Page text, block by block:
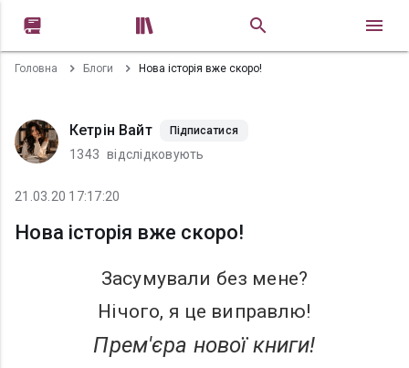
 
Головна Блоги Нова історія вже скоро!
Кетрін Вайт Підписатися
1343 відслідковують
21.03.20 17:17:20
Нова історія вже скоро!
Засумували без мене?
Нічого, я це виправлю!
Прем'єра нової книги!